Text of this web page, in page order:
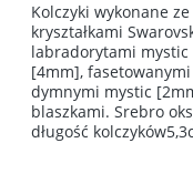
Kolczyki wykonane
kryształkami
labradorytami
[4mm],
dymnymi mystic
blaszkami. Srebro
długość